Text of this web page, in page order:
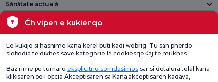
Sănătate actuală
Unități medicale
Sondaj general
Verificați
Chestionarul de
Sondaj de
satisfacție
Ćhivipen e kukienqo
Le kukije si hasnime kana kerel buti kadi webrig. Tu san pherdo
slobodia te dikhes save kategorie le cookiesqe śaj te mukhes.
Bazirime pe tumaro eksplicitno somdaśimos sar si detalura telal kana
klikisaren pe i opcia Akceptisaren sa Kana akceptisaren kadava,